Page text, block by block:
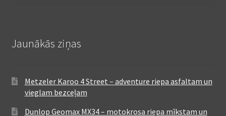
Jaunākās ziņas
Metzeler Karoo 4 Street – adventure riepa asfaltam un
vieglam bezceļam
Dunlop Geomax MX34 – motokrosa riepa mīkstam un